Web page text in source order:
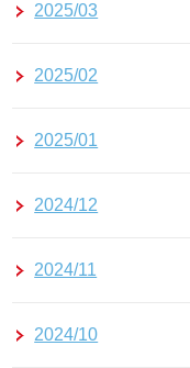
2025/03
2025/02
2025/01
2024/12
2024/11
2024/10